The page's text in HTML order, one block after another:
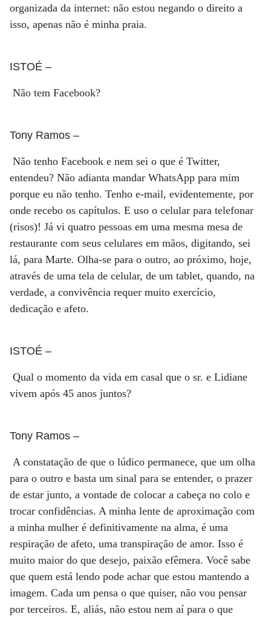
organizada da internet: não estou negando o direito a
isso, apenas não é minha praia.
ISTOÉ –
Não tem Facebook?
Tony Ramos –
Não tenho Facebook e nem sei o que é Twitter,
entendeu? Não adianta mandar WhatsApp para mim
porque eu não tenho. Tenho e-mail, evidentemente, por
onde recebo os capítulos. E uso o celular para telefonar
(risos)! Já vi quatro pessoas em uma mesma mesa de
restaurante com seus celulares em mãos, digitando, sei
lá, para Marte. Olha-se para o outro, ao próximo, hoje,
através de uma tela de celular, de um tablet, quando, na
verdade, a convivência requer muito exercício,
dedicação e afeto.
ISTOÉ –
Qual o momento da vida em casal que o sr. e Lidiane
vivem após 45 anos juntos?
Tony Ramos –
A constatação de que o lúdico permanece, que um olha
para o outro e basta um sinal para se entender, o prazer
de estar junto, a vontade de colocar a cabeça no colo e
trocar confidências. A minha lente de aproximação com
a minha mulher é definitivamente na alma, é uma
respiração de afeto, uma transpiração de amor. Isso é
muito maior do que desejo, paixão efêmera. Você sabe
que quem está lendo pode achar que estou mantendo a
imagem. Cada um pensa o que quiser, não vou pensar
por terceiros. E, aliás, não estou nem aí para o que